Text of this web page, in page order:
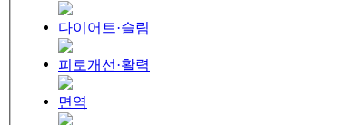
다이어트·슬림
피로개선·활력
면역